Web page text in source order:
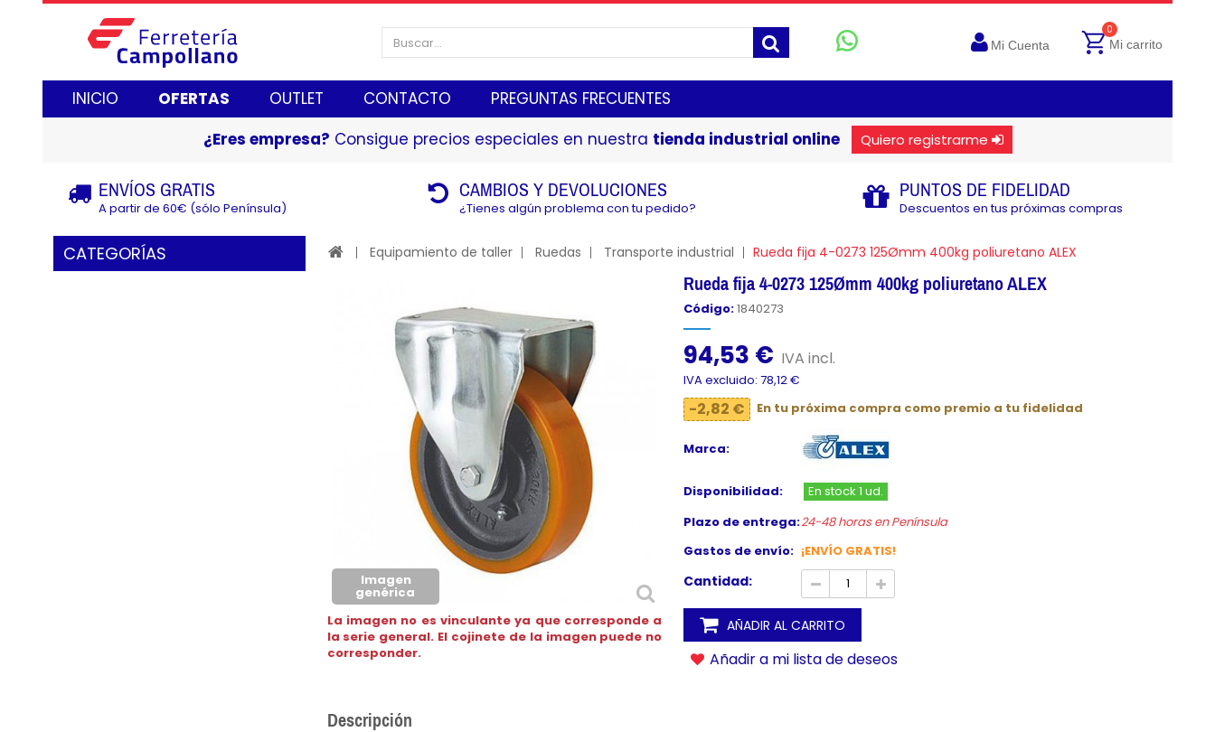
INICIO OFERTAS OUTLET CONTACTO PREGUNTAS FRECUENTES
Mi Cuenta
0
Mi carrito
¿Eres empresa? Consigue precios especiales en nuestra tienda industrial online Quiero registrarme
ENVÍOS GRATIS
A partir de 60€ (sólo Península)
CAMBIOS Y DEVOLUCIONES
¿Tienes algún problema con tu pedido?
PUNTOS DE FIDELIDAD
Descuentos en tus próximas compras
CATEGORÍAS Equipamiento de taller Ruedas Transporte industrial Rueda fija 4-0273 125Ømm 400kg poliuretano ALEX
Imagen
genérica
La imagen no es vinculante ya que corresponde a
la serie general. El cojinete de la imagen puede no
corresponder.
Rueda fija 4-0273 125Ømm 400kg poliuretano ALEX
Código:1840273
94,53 € IVA incl.
IVA excluido: 78,12 €
-2,82 € En tu próxima compra como premio a tu fidelidad
Marca:
Disponibilidad:
En stock 1 ud.
Plazo de entrega:24-48 horas en Península
Gastos de envío: ¡ENVÍO GRATIS!
Cantidad:
AÑADIR AL CARRITO
Añadir a mi lista de deseos
Descripción